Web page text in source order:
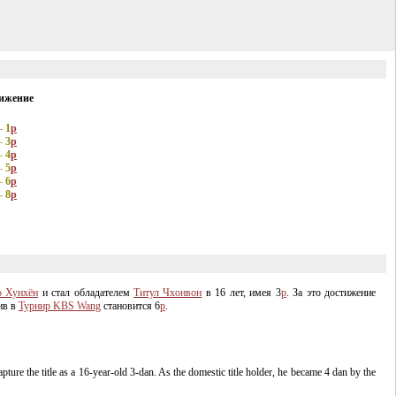
1p
3p
4p
5p
6p
8p
Хунхён и стал обладателем Титул Чхонвон в 16 лет, имея 3p. За это достижение
в Турнир KBS Wang становится 6p.
the title as a 16-year-old 3-dan. As the domestic title holder, he became 4 dan by the